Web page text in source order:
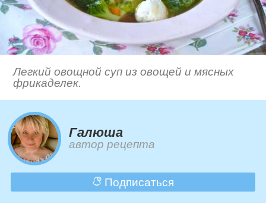
Легкий овощной суп из овощей и мясных
фрикаделек.
Галюша
автор рецепта
Подписаться